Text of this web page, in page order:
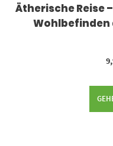
Ätherische Reise
Wohlbefinden